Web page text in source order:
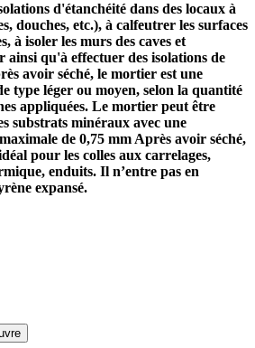
d'étanchéité dans des locaux à
douches, etc.), à calfeutrer les surfaces
à isoler les murs des caves et
ainsi qu'à effectuer des isolations de
avoir séché, le mortier est une
type léger ou moyen, selon la quantité
appliquées. Le mortier peut être
substrats minéraux avec une
de 0,75 mm Après avoir séché,
pour les colles aux carrelages,
enduits. Il n’entre pas en
expansé.